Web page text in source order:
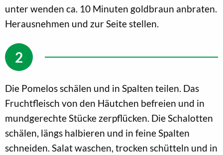
unter wenden ca. 10 Minuten goldbraun anbraten.
Herausnehmen und zur Seite stellen.
Die Pomelos schälen und in Spalten teilen. Das
Fruchtfleisch von den Häutchen befreien und in
mundgerechte Stücke zerpflücken. Die Schalotten
schälen, längs halbieren und in feine Spalten
schneiden. Salat waschen, trocken schütteln und in